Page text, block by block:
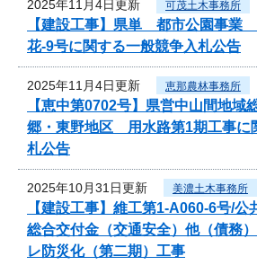
2025年11月4日更新 可茂土木事務所
【建設工事】県単 都市公園事業
花-9号に関する一般競争入札公告
2025年11月4日更新 恵那農林事務所
【恵中第0702号】県営中山間地
郷・東野地区 用水路第1期工事に
札公告
2025年10月31日更新 美濃土木事務所
【建設工事】維工第1-A060-6号/
総合交付金（交通安全）他（債務
レ防災化（第二期）工事